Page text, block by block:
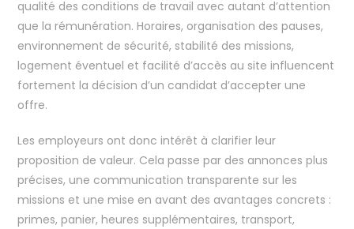
qualité des conditions de travail avec autant d’attention
que la rémunération. Horaires, organisation des pauses,
environnement de sécurité, stabilité des missions,
logement éventuel et facilité d’accès au site influencent
fortement la décision d’un candidat d’accepter une
offre.
Les employeurs ont donc intérêt à clarifier leur
proposition de valeur. Cela passe par des annonces plus
précises, une communication transparente sur les
missions et une mise en avant des avantages concrets :
primes, panier, heures supplémentaires, transport,